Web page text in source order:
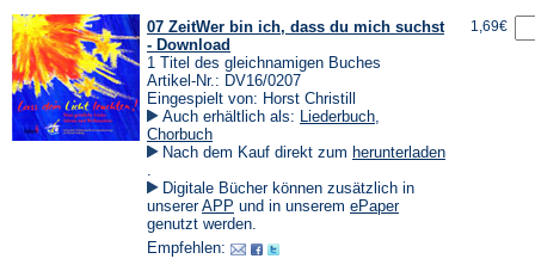
07 ZeitWer bin ich, dass du mich suchst
- Download
1 Titel des gleichnamigen Buches
Artikel-Nr.: DV16/0207
Eingespielt von: Horst Christill
Auch erhältlich als: Liederbuch,
Chorbuch
Nach dem Kauf direkt zum herunterladen
in
einem
neuen
Tab)
.
Digitale Bücher können zusätzlich in
unsererAPP (Öffnet
in
neuen
und in unserem ePaper(Öffnet
genutzt werden.
Empfehlen:
1,69€